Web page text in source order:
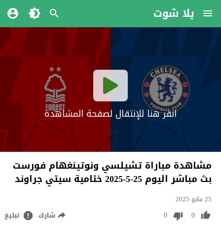
يلا شوت
انقر هنا للإنتقال لصفحة المشاهدة
مشاهدة مباراة تشيلسي ونوتينغهام فورست
بث مباشر اليوم 25-5-2025 ختامية سيتي جراوند
25 مايو 2025
0
0 شارك تبليغ